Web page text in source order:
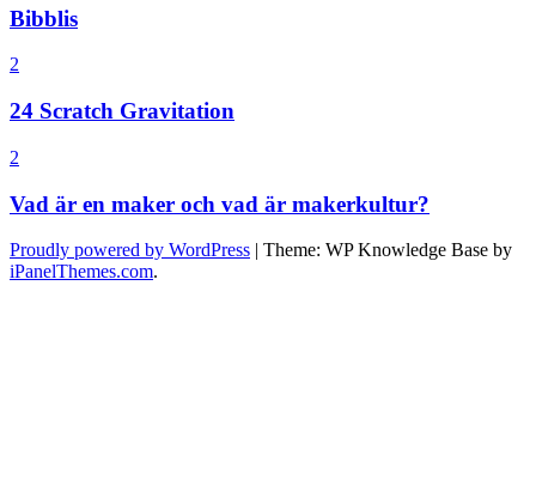
Bibblis
2
24 Scratch Gravitation
2
Vad är en maker och vad är makerkultur?
Proudly powered by WordPress | Theme: WP Knowledge Base by
iPanelThemes.com.